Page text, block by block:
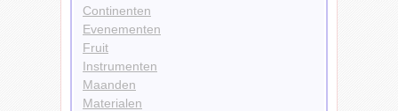
Continenten
Evenementen
Fruit
Instrumenten
Maanden
Materialen